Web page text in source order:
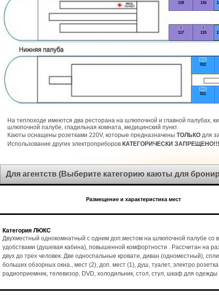
2+1
011
2+1
012
2
115
116
2
117
118
На теплоходе имеются два ресторана на шлюпочной и главной палубах,
шлюпочной палубе, гладильная комната, медицинский пункт.
Каюты оснащены розетками 220V, которые предназначены ТОЛЬКО для
Использование других электроприборов КАТЕГОРИЧЕСКИ ЗАПРЕЩЕНО!!!
Для агентств (Выберите категорию каюты для
Размещение и характеристика мест
Категория ЛЮКС
Двухместный однокомнатный с одним доп.местом на шлюпочной палубе со
удобствами (душевая кабина), повышенной комфортности . Рассчитан на
двух до трех человек. Две односпальные кровати, диван (одноместный),
больших обзорных окна., мест (2), доп. мест (1), душ, туалет, электро
радиоприемник, телевизор, DVD, холодильник, стол, стул, шкаф для одежды